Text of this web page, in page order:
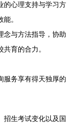
的心理支持与学习方
。
念与方法指导，协助
育的合力。
服务享有得天独厚的
招生考试变化以及国